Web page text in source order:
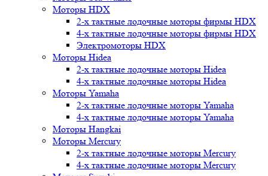
Моторы HDX
2-х тактные лодочные моторы фирмы HDX
4-х тактные лодочные моторы фирмы HDX
Электромоторы HDX
Моторы Hidea
2-х тактные лодочные моторы Hidea
4-х тактные лодочные моторы Hidea
Моторы Yamaha
2-х тактные лодочные моторы Yamaha
4-х тактные лодочные моторы Yamaha
Моторы Hangkai
Моторы Mercury
2-х тактные лодочные моторы Mercury
4-х тактные лодочные моторы Mercury